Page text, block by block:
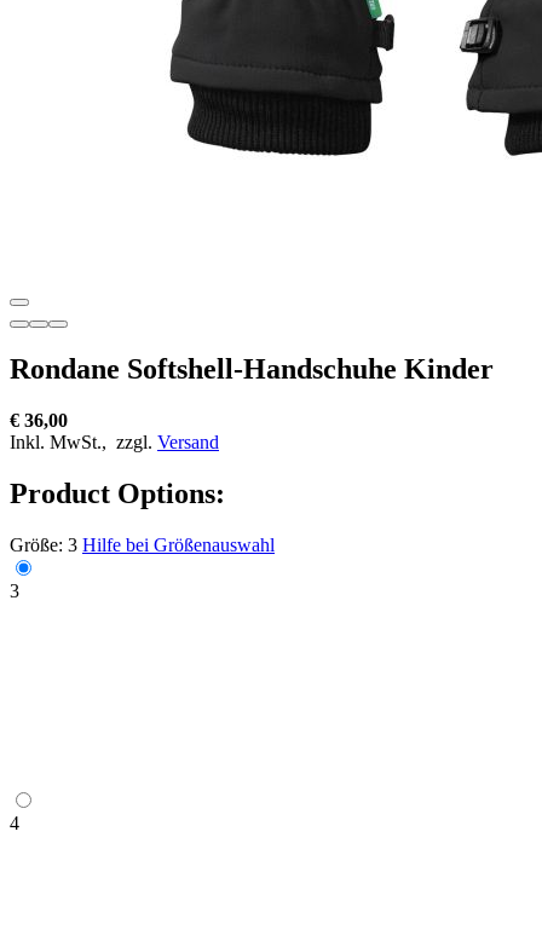
Rondane Softshell-Handschuhe Kinder
€ 36,00
Inkl. MwSt., zzgl. Versand
Product Options:
Größe: 3 Hilfe bei Größenauswahl
3
4